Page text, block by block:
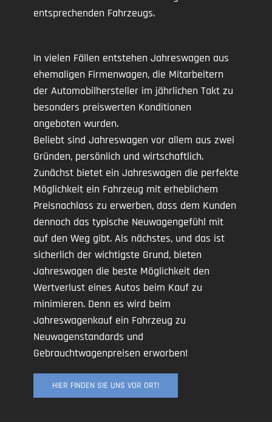
entsprechenden Fahrzeugs.
In vielen Fällen entstehen Jahreswagen aus
ehemaligen Firmenwagen, die Mitarbeitern
der Automobilhersteller im jährlichen Takt zu
besonders preiswerten Konditionen
angeboten wurden.
Beliebt sind Jahreswagen vor allem aus zwei
Gründen, persönlich und wirtschaftlich.
Zunächst bietet ein Jahreswagen die perfekte
Möglichkeit ein Fahrzeug mit erheblichem
Preisnachlass zu erwerben, dass dem Kunden
dennoch das typische Neuwagengefühl mit
auf den Weg gibt. Als nächstes, und das ist
sicherlich der wichtigste Grund, bieten
Jahreswagen die beste Möglichkeit den
Wertverlust eines Autos beim Kauf zu
minimieren. Denn es wird beim
Jahreswagenkauf ein Fahrzeug zu
Neuwagenstandards und
Gebrauchtwagenpreisen erworben!
HIER FINDEN SIE UNS VOR ORT!